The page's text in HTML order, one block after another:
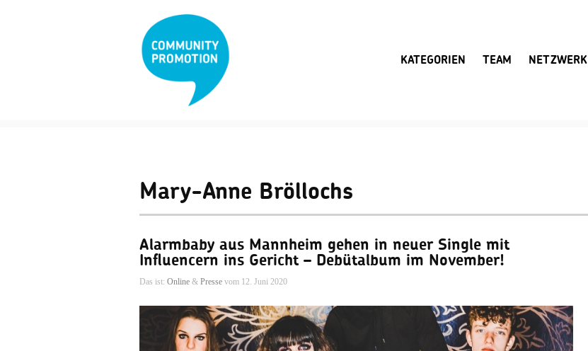
KATEGORIEN TEAM NETZWERK
Mary-Anne Bröllochs
Alarmbaby aus Mannheim gehen in neuer Single mit
Influencern ins Gericht – Debütalbum im November!
Das ist: Online & Presse vom 12. Juni 2020